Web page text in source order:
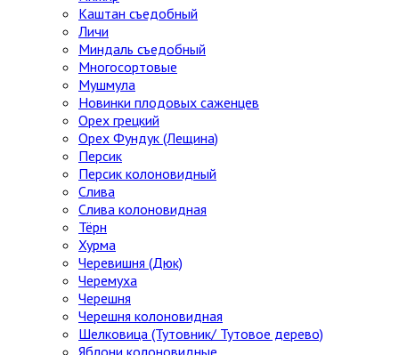
Каштан съедобный
Личи
Миндаль съедобный
Многосортовые
Мушмула
Новинки плодовых саженцев
Орех грецкий
Орех Фундук (Лещина)
Персик
Персик колоновидный
Слива
Слива колоновидная
Тёрн
Хурма
Черевишня (Дюк)
Черемуха
Черешня
Черешня колоновидная
Шелковица (Тутовник/ Тутовое дерево)
Яблони колоновидные